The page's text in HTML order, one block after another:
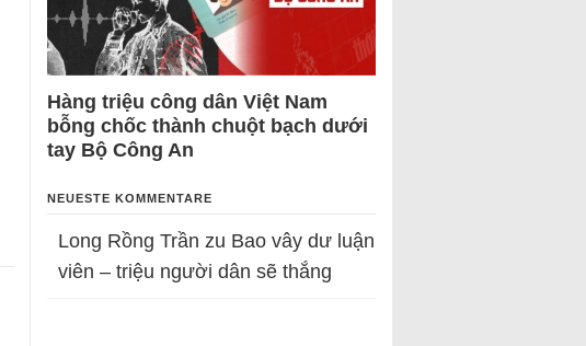
Hàng triệu công dân Việt Nam
bỗng chốc thành chuột bạch dưới
tay Bộ Công An
NEUESTE KOMMENTARE
Long Rồng Trần zu Bao vây dư luận
viên – triệu người dân sẽ thắng